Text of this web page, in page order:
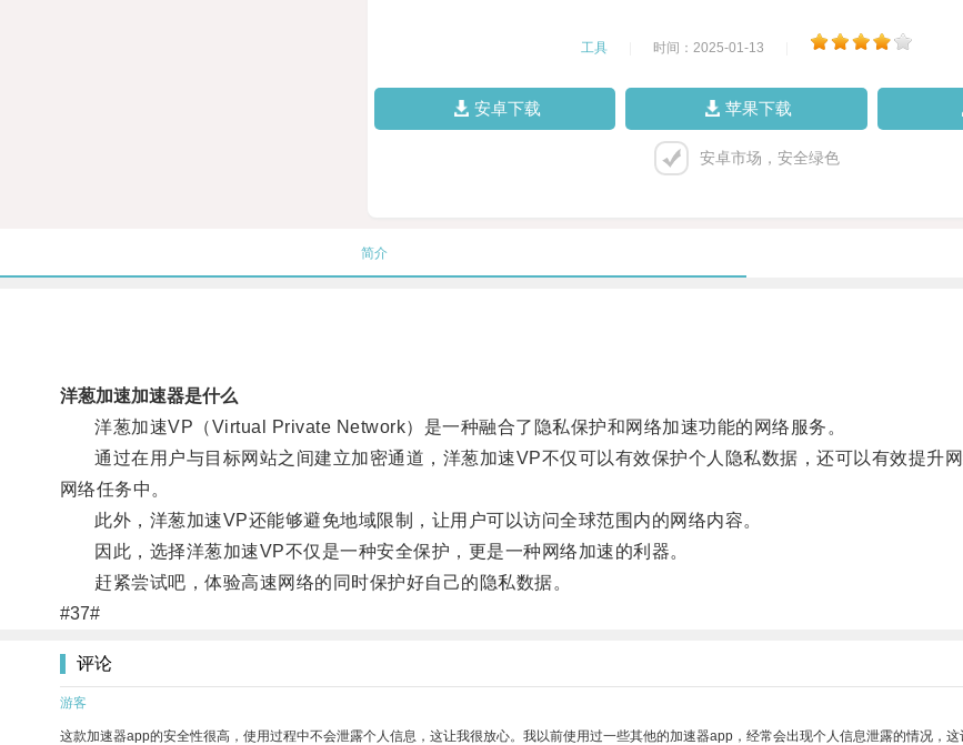
工具 时间：2025-01-13
安卓下载 苹果下载
安卓市场，安全绿色
简介
洋葱加速加速器是什么
洋葱加速VP（Virtual Private Network）是一种融合了隐私保护和网络加速功能的网络服务。
通过在用户与目标网站之间建立加密通道，洋葱加速VP不仅可以有效保护个人隐私数据，还可以有效提升
网络任务中。
此外，洋葱加速VP还能够避免地域限制，让用户可以访问全球范围内的网络内容。
因此，选择洋葱加速VP不仅是一种安全保护，更是一种网络加速的利器。
赶紧尝试吧，体验高速网络的同时保护好自己的隐私数据。
#37#
评论
游客
这款加速器app的安全性很高，使用过程中不会泄露个人信息，这让我很放心。我以前使用过一些其他的加速器app，经常会出现个人信息泄露的情况，这